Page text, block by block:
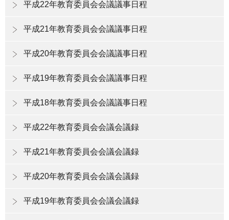
平成22年教育委員会会議議事日程
平成21年教育委員会会議議事日程
平成20年教育委員会会議議事日程
平成19年教育委員会会議議事日程
平成18年教育委員会会議議事日程
平成22年教育委員会会議会議録
平成21年教育委員会会議会議録
平成20年教育委員会会議会議録
平成19年教育委員会会議会議録